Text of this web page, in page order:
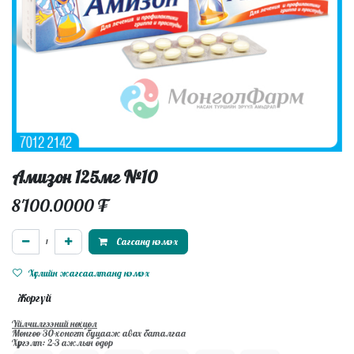
Амизон 125мг №10
8'100.0000₮
Сагсанд нэмэх
Хүслийн жагсаалтанд нэмэх
Жоргүй
Үйлчилгээний нөхцөл
Мөнгөө 30-хоногт буцааж авах баталгаа
Хүргэлт: 2-3 ажлын өдөр